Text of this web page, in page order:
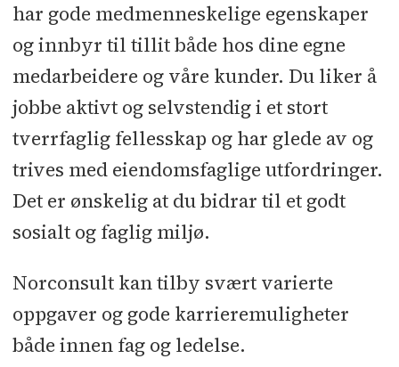
har gode medmenneskelige egenskaper
og innbyr til tillit både hos dine egne
medarbeidere og våre kunder. Du liker å
jobbe aktivt og selvstendig i et stort
tverrfaglig fellesskap og har glede av og
trives med eiendomsfaglige utfordringer.
Det er ønskelig at du bidrar til et godt
sosialt og faglig miljø.
Norconsult kan tilby svært varierte
oppgaver og gode karrieremuligheter
både innen fag og ledelse.